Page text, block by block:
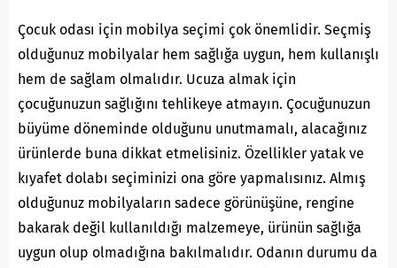
Çocuk odası için mobilya seçimi çok önemlidir. Seçmiş
olduğunuz mobilyalar hem sağlığa uygun, hem kullanışlı
hem de sağlam olmalıdır. Ucuza almak için
çocuğunuzun sağlığını tehlikeye atmayın. Çocuğunuzun
büyüme döneminde olduğunu unutmamalı, alacağınız
ürünlerde buna dikkat etmelisiniz. Özellikler yatak ve
kıyafet dolabı seçiminizi ona göre yapmalısınız. Almış
olduğunuz mobilyaların sadece görünüşüne, rengine
bakarak değil kullanıldığı malzemeye, ürünün sağlığa
uygun olup olmadığına bakılmalıdır. Odanın durumu da